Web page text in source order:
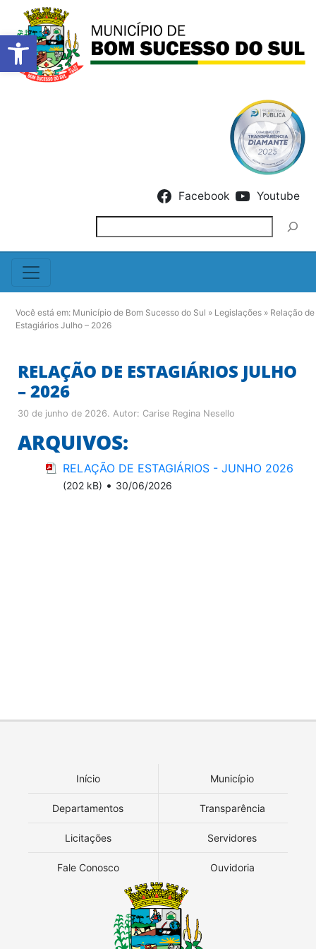
Barra de Ferramentas
Facebook Youtube
Você está em: Município de Bom Sucesso do Sul » Legislações » Relação de
Estagiários Julho – 2026
RELAÇÃO DE ESTAGIÁRIOS JULHO
– 2026
30 de junho de 2026. Autor: Carise Regina Nesello
ARQUIVOS:
RELAÇÃO DE ESTAGIÁRIOS - JUNHO 2026
(202 kB) • 30/06/2026
Início Município
Departamentos Transparência
Licitações Servidores
Fale Conosco Ouvidoria